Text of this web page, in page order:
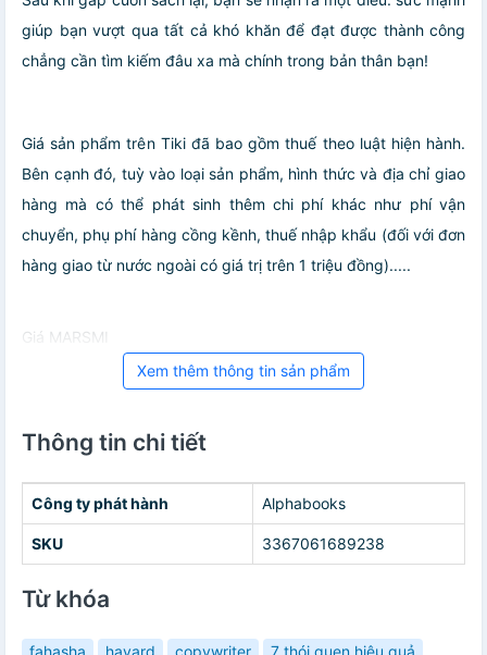
giúp bạn vượt qua tất cả khó khăn để đạt được thành công
chẳng cần tìm kiếm đâu xa mà chính trong bản thân bạn!
Giá sản phẩm trên Tiki đã bao gồm thuế theo luật hiện hành.
Bên cạnh đó, tuỳ vào loại sản phẩm, hình thức và địa chỉ giao
hàng mà có thể phát sinh thêm chi phí khác như phí vận
chuyển, phụ phí hàng cồng kềnh, thuế nhập khẩu (đối với đơn
hàng giao từ nước ngoài có giá trị trên 1 triệu đồng).....
Giá MARSMI
Xem thêm thông tin sản phẩm
Thông tin chi tiết
Công ty phát hành Alphabooks
SKU 3367061689238
Từ khóa
fahasha havard copywriter
7 thói quen hiệu quả